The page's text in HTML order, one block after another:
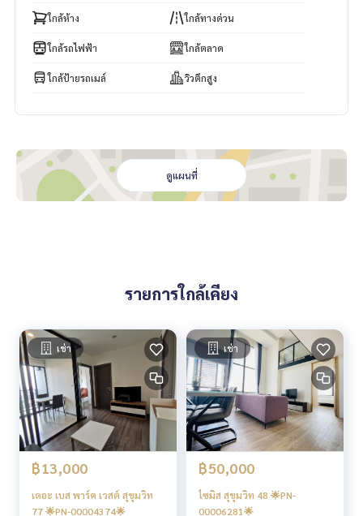
ใกล้ห้าง ใกล้ทางด่วน
ใกล้รถไฟฟ้า ใกล้ตลาด
ใกล้ป้ายรถเมล์ วิวตึกสูง
ดูแผนที่
รายการใกล้เคียง
เช่า
฿13,000
เดอะ เบส พาร์ค เวสต์ สุขุมวิท
77 🌟PN-00004374🌟
เช่า
฿50,000
ไซมิส สุขุมวิท 48 🌟PN-
00006281🌟